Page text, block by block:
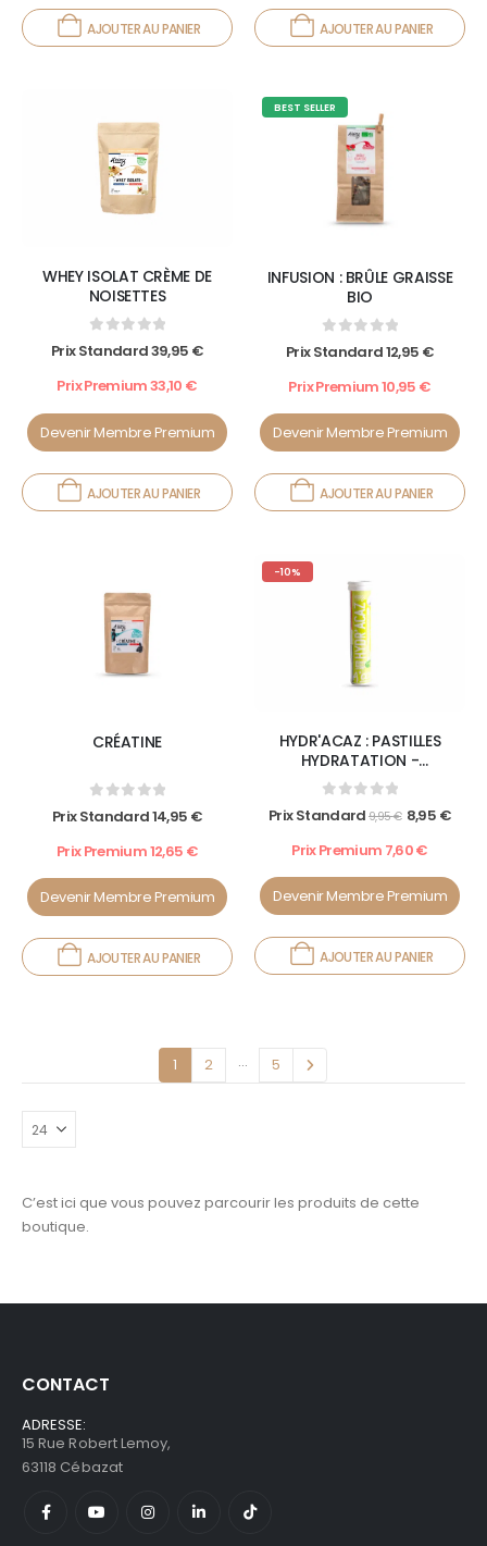
AJOUTER AU PANIER AJOUTER AU PANIER
WHEY ISOLAT CRÈME DE
NOISETTES
0 out of 5
Prix Standard39,95 €
Prix Premium33,10 €
Devenir Membre Premium
AJOUTER AU PANIER
BEST SELLER
INFUSION : BRÛLE GRAISSE
BIO
0 out of 5
Prix Standard12,95 €
Prix Premium10,95 €
Devenir Membre Premium
AJOUTER AU PANIER
CRÉATINE
Prix Standard14,95 €
Prix Premium12,65 €
Devenir Membre Premium
AJOUTER AU PANIER
-10%
HYDR'ACAZ : PASTILLES
HYDRATATION -
ELECTROLYTES
out of 5
Prix Standard9,95€ 8,95 €
Prix Premium 7,60€
Devenir Membre Premium
AJOUTER AU PANIER
1 2 … 5
C’est ici que vous pouvez parcourir les produits de cette
boutique.
CONTACT
ADRESSE:
15 Rue Robert Lemoy,
63118 Cébazat